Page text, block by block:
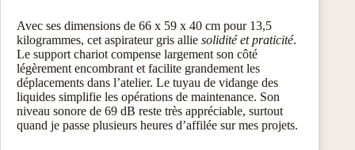
Avec ses dimensions de 66 x 59 x 40 cm pour 13,5
kilogrammes, cet aspirateur gris allie solidité et praticité.
Le support chariot compense largement son côté
légèrement encombrant et facilite grandement les
déplacements dans l’atelier. Le tuyau de vidange des
liquides simplifie les opérations de maintenance. Son
niveau sonore de 69 dB reste très appréciable, surtout
quand je passe plusieurs heures d’affilée sur mes projets.